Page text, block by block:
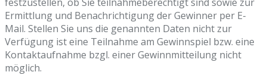
Ermittlung und Benachrichtigung der Gewinner per E-
Mail. Stellen Sie uns die genannten Daten nicht zur
Verfügung ist eine Teilnahme am Gewinnspiel bzw. eine
Kontaktaufnahme bzgl. einer Gewinnmitteilung nicht
möglich.